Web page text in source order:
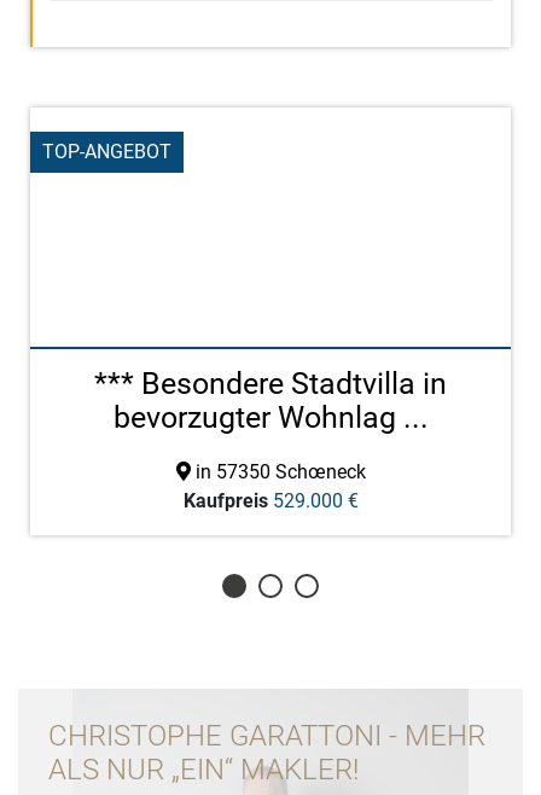
TOP-ANGEBOT
*** Besondere Stadtvilla in
bevorzugter Wohnlag ...
in 57350 Schœneck
Kaufpreis 529.000 €
CHRISTOPHE GARATTONI - MEHR
ALS NUR „EIN“ MAKLER!